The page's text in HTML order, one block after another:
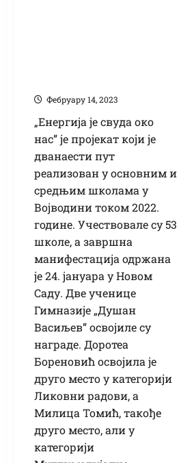
Фебруарy 14, 2023
„Енергија је свуда око
нас” је пројекат који је
дванаести пут
реализован у основним и
средњим школама у
Војводини током 2022.
године. Учествовале су 53
школе, а завршна
манифестација одржана
је 24. јануара у Новом
Саду. Две ученице
Гимназије „Душан
Васиљев” освојиле су
награде. Доротеа
Бореновић освојила је
друго место у категорији
Ликовни радови, а
Милица Томић, такође
друго место, али у
категорији